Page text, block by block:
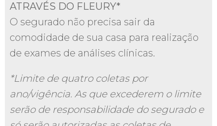
ATRAVÉS DO FLEURY*
O segurado não precisa sair da
comodidade de sua casa para realização
de exames de análises clínicas.
*Limite de quatro coletas por
ano/vigência. As que excederem o limite
serão de responsabilidade do segurado e